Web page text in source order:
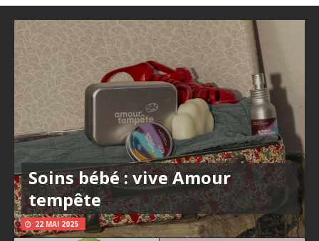
Soins bébé : vive Amour
tempête
22 MAI 2025